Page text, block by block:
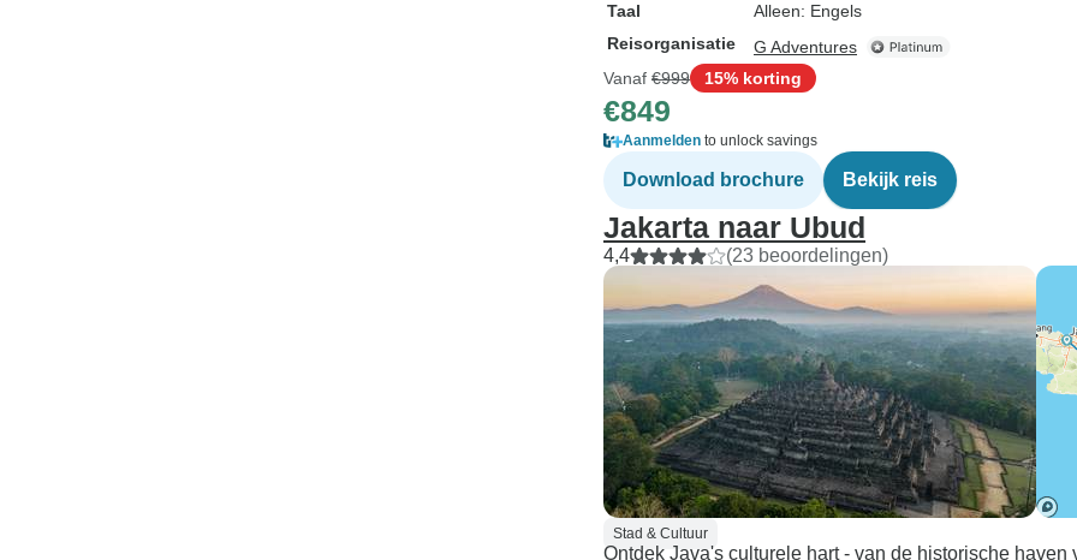
Taal
Alleen: Engels
Reisorganisatie
G Adventures
Vanaf €999 15% korting
€849
Aanmelden to unlock savings
Download brochure Bekijk reis
Jakarta naar Ubud
4,4 (23 beoordelingen)
Stad & Cultuur
Ontdek Java's culturele hart - van de historische